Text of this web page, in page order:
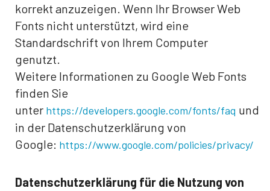
korrekt anzuzeigen. Wenn Ihr Browser Web
Fonts nicht unterstützt, wird eine
Standardschrift von Ihrem Computer
genutzt.
Weitere Informationen zu Google Web Fonts
finden Sie
unter https://developers.google.com/fonts/faq und
in der Datenschutzerklärung von
Google: https://www.google.com/policies/privacy/
Datenschutzerklärung für die Nutzung von